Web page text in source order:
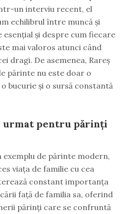
un interviu recent, el
echilibrul între muncă și
esențial și despre cum fiecare
mai valoros atunci când
dragi. De asemenea, Rareș
părinte nu este doar o
bucurie și o sursă constantă
urmat pentru părinți
exemplu de părinte modern,
viața de familie cu cea
constant importanța
față de familia sa, oferind
părinți care se confruntă